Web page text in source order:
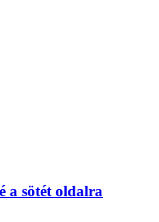
a sötét oldalra